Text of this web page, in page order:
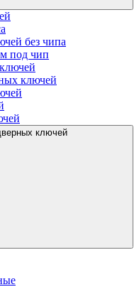
без чипа
под чип
ключей
ключей